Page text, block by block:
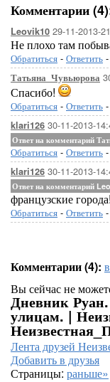
Комментарии
Leovik10 29-11-2013-
Не плохо там
Обратиться - Ответить -
Татьяна_Чувьюрова
Спасибо!
Обратиться - Ответить -
klari126 30-11-2013-
Ответ на комментарий
Обратиться - Ответить -
klari126 30-11-2013-
Ответ на комментарий
французские города!
Обратиться - Ответить -
Комментарии (4):
Вы сейчас не
Дневник
улицам. |
Лента друзей
Добавить в друзья
Страницы: раньше»